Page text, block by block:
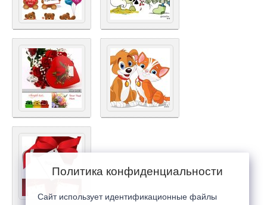
Политика конфиденциальности
Сайт использует идентификационные файлы